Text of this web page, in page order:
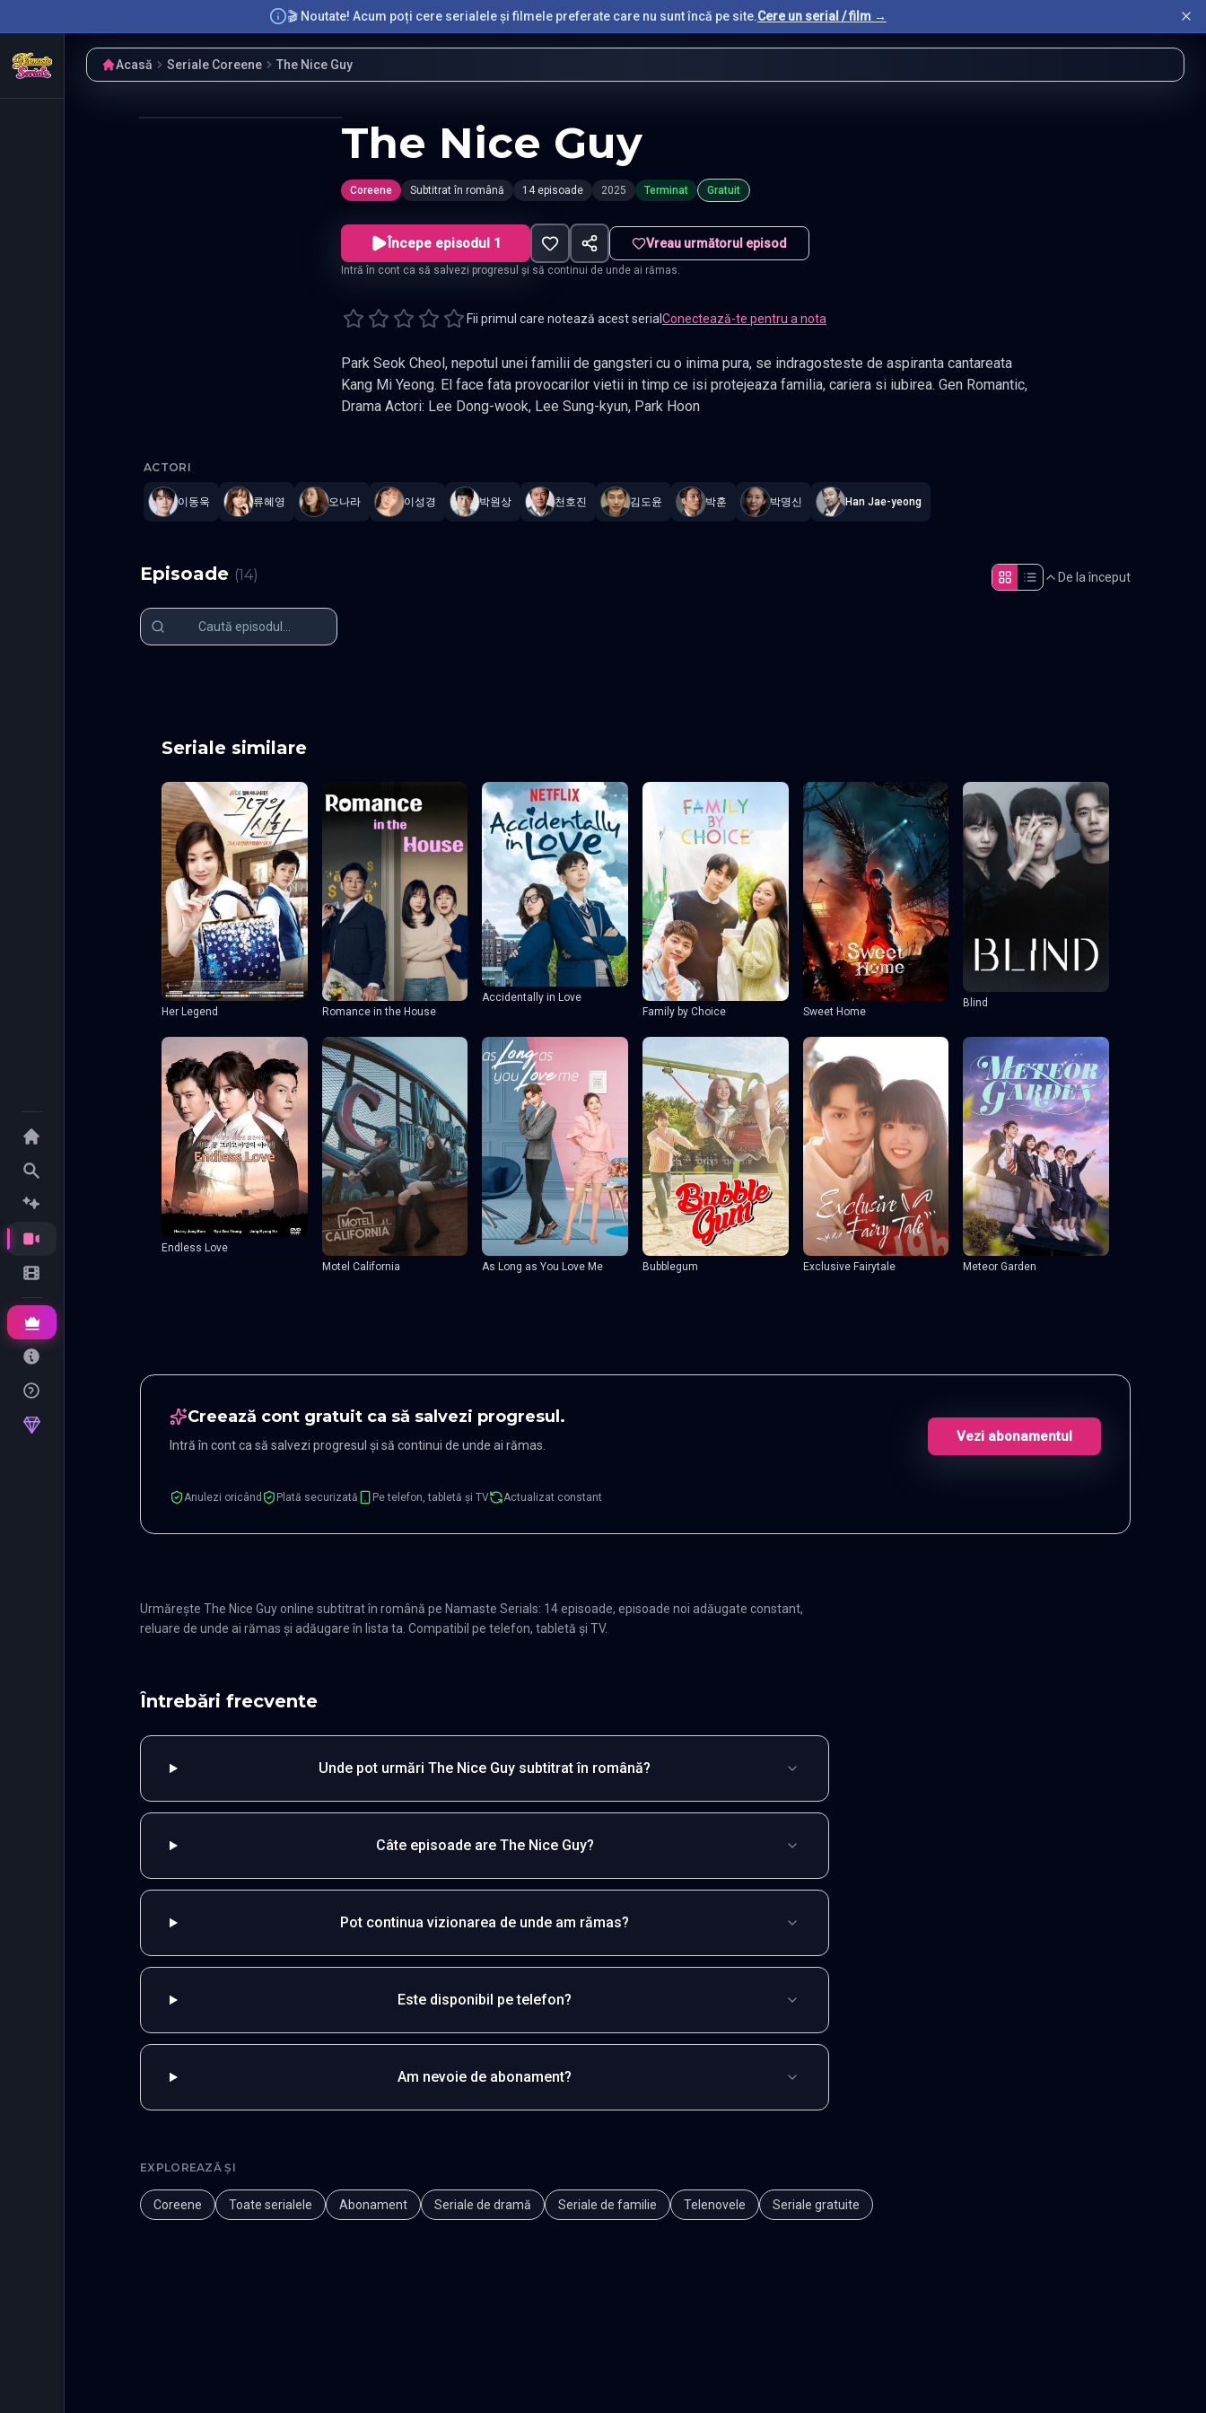
🎬 Noutate! Acum poți cere serialele și filmele preferate care nu sunt încă pe site.Cere un serial / film →
Acasă Seriale Coreene The Nice Guy
The Nice Guy
Coreene Subtitrat în română 14 episoade 2025 Terminat Gratuit
Începe episodul 1 Vreau următorul episod
Intră în cont ca să salvezi progresul și să continui de unde ai rămas.
Fii primul care notează acest serial Conectează-te pentru a nota
Park Seok Cheol, nepotul unei familii de gangsteri cu o inima pura, se indragosteste de aspiranta cantareata
Kang Mi Yeong. El face fata provocarilor vietii in timp ce isi protejeaza familia, cariera si iubirea. Gen Romantic,
Drama Actori: Lee Dong-wook, Lee Sung-kyun, Park Hoon
ACTORI
이동욱 류혜영 오나라 이성경 박원상 천호진 김도윤 박훈 박명신 Han Jae-yeong
Episoade (14) De la început
Seriale similare
Her Legend Romance in the House
Accidentally in Love
Family by Choice
Sweet Home
Blind
Endless Love
Motel California
As Long as You Love Me Bubblegum Exclusive Fairytale Meteor Garden
Creează cont gratuit ca să salvezi progresul.
Intră în cont ca să salvezi progresul și să continui de unde ai rămas.
Vezi abonamentul
Anulezi oricând Plată securizată Pe telefon, tabletă și TV Actualizat constant
Urmărește The Nice Guy online subtitrat în română pe Namaste Serials: 14 episoade, episoade noi adăugate constant,
reluare de unde ai rămas și adăugare în lista ta. Compatibil pe telefon, tabletă și TV.
Întrebări frecvente
Unde pot urmări The Nice Guy subtitrat în română?
Câte episoade are The Nice Guy?
Pot continua vizionarea de unde am rămas?
Este disponibil pe telefon?
Am nevoie de abonament?
EXPLOREAZĂ ȘI
Coreene Toate serialele Abonament Seriale de dramă Seriale de familie Telenovele Seriale gratuite